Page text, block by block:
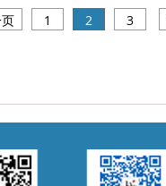
1 2 3